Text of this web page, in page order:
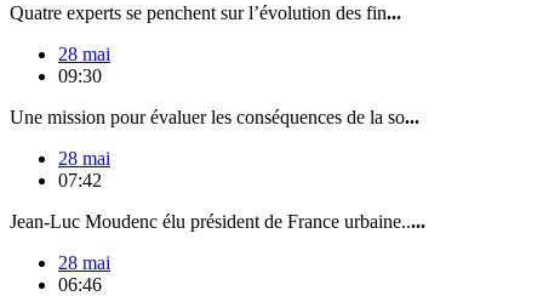
Quatre experts se penchent sur l’évolution des fin...
28 mai
09:30
Une mission pour évaluer les conséquences de la so...
28 mai
07:42
Jean-Luc Moudenc élu président de France urbaine.....
28 mai
06:46